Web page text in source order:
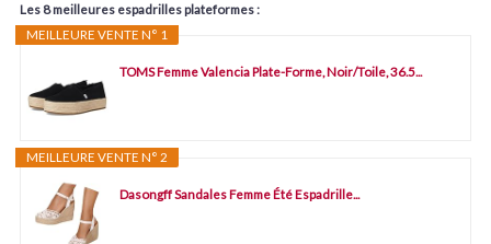
Les 8 meilleures espadrilles plateformes :
MEILLEURE VENTE N° 1
TOMS Femme Valencia Plate-Forme, Noir/Toile, 36.5...
MEILLEURE VENTE N° 2
Dasongff Sandales Femme Été Espadrille...